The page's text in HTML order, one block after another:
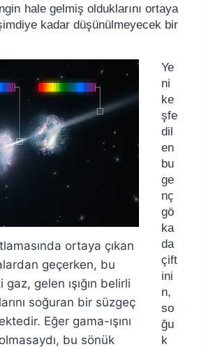
hale gelmiş olduklarını ortaya
kadar düşünülmeyecek bir
ortaya çıkan
geçerken, bu
gelen ışığın belirli
soğuran bir süzgeç
Eğer gama-ışını
bu sönük
Ye
ni
ke
şfe
dil
en
bu
ge
nç
gö
ka
da
çift
ini
n,
so
ğu
k